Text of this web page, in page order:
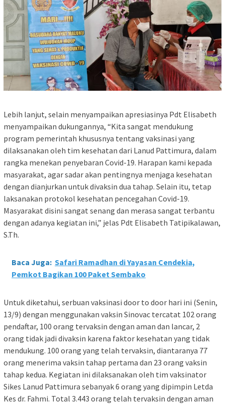
Lebih lanjut, selain menyampaikan apresiasinya Pdt Elisabeth
menyampaikan dukungannya, “Kita sangat mendukung
program pemerintah khususnya tentang vaksinasi yang
dilaksanakan oleh tim kesehatan dari Lanud Pattimura, dalam
rangka menekan penyebaran Covid-19. Harapan kami kepada
masyarakat, agar sadar akan pentingnya menjaga kesehatan
dengan dianjurkan untuk divaksin dua tahap. Selain itu, tetap
laksanakan protokol kesehatan pencegahan Covid-19.
Masyarakat disini sangat senang dan merasa sangat terbantu
dengan adanya kegiatan ini,” jelas Pdt Elisabeth Tatipikalawan,
S.Th.
Baca Juga: Safari Ramadhan di Yayasan Cendekia,
Pemkot Bagikan 100 Paket Sembako
Untuk diketahui, serbuan vaksinasi door to door hari ini (Senin,
13/9) dengan menggunakan vaksin Sinovac tercatat 102 orang
pendaftar, 100 orang tervaksin dengan aman dan lancar, 2
orang tidak jadi divaksin karena faktor kesehatan yang tidak
mendukung. 100 orang yang telah tervaksin, diantaranya 77
orang menerima vaksin tahap pertama dan 23 orang vaksin
tahap kedua. Kegiatan ini dilaksanakan oleh tim vaksinator
Sikes Lanud Pattimura sebanyak 6 orang yang dipimpin Letda
Kes dr. Fahmi. Total 3.443 orang telah tervaksin dengan aman